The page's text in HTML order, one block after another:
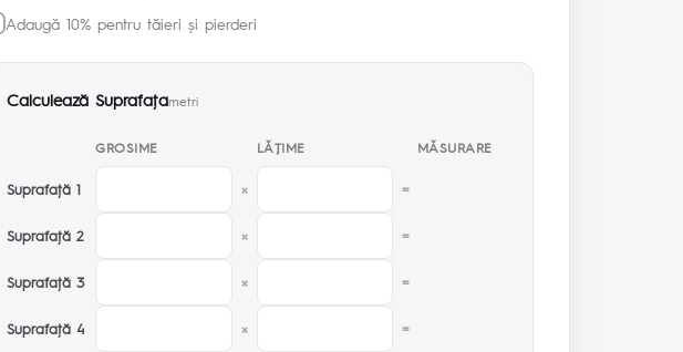
Adaugă 10% pentru tăieri și pierderi
Calculează Suprafaţametri
GROSIME LĂŢIME MĂSURARE
Suprafaţă 1 × =
Suprafaţă 2 × =
Suprafaţă 3 × =
Suprafaţă 4 × =